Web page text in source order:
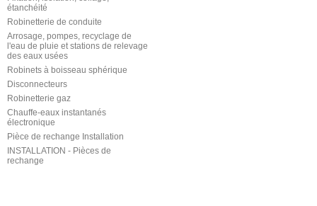
étanchéité
Robinetterie de conduite
Arrosage, pompes, recyclage de
l'eau de pluie et stations de relevage
des eaux usées
Robinets à boisseau sphérique
Disconnecteurs
Robinetterie gaz
Chauffe-eaux instantanés
électronique
Pièce de rechange Installation
INSTALLATION - Pièces de
rechange